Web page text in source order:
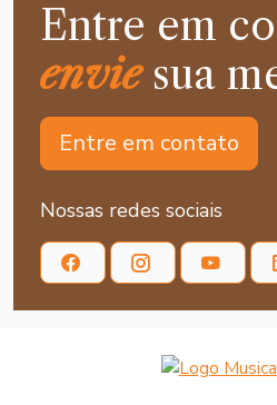
Entre em
enviesua
Entre em contato
Nossas redes sociais